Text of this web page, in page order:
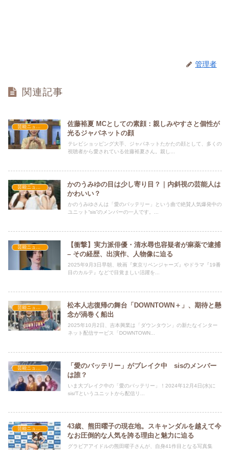
管理者
関連記事
佐藤裕夏 MCとしての素顔：親しみやすさと個性が
光るジャパネットの顔
テレビショッピング大手、ジャパネットたかたの顔として、多くの
視聴者から愛されている佐藤裕夏さん。親し...
かのうみゆの目は少し寄り目？｜内斜視の芸能人は
かわいい？
かのうみゆさんは「愛のバッテリー」という曲で絶賛人気爆発中の
ユニット“sis”のメンバーの一人です。...
芸能ニュース
【衝撃】実力派俳優・清水尋也容疑者が麻薬で逮捕
– その経歴、出演作、人物像に迫る
2025年9月3日早朝、映画『東京リベンジャーズ』やドラマ『19番
目のカルテ』などで目覚ましい活躍を...
芸能ニュース
松本人志復帰の舞台「DOWNTOWN＋」、期待と懸
念が渦巻く船出
2025年10月2日、吉本興業は「ダウンタウン」の新たなインター
ネット配信サービス「DOWNTOWN...
芸能ニュース
「愛のバッテリー」がブレイク中 sisのメンバー
は誰？
いま大ブレイク中の「愛のバッテリー」！2024年12月4日(水)に
sis/Tというユニットから配信リ...
芸能ニュース
43歳、熊田曜子の現在地。スキャンダルを越えて今
なお圧倒的な人気を誇る理由と魅力に迫る
グラビアアイドルの熊田曜子さんが、自身41作目となる写真集